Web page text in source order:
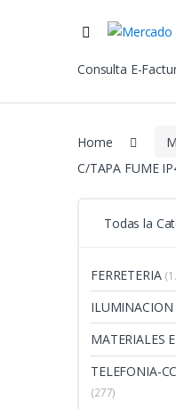
Consulta E-
Home
C/TAPA FUME
Todas la
FERRETERIA
ILUMINACION
MATERIALES
TELEFONIA-
(277)